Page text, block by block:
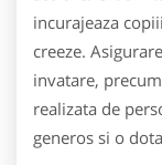
incurajeaza
creeze.
invatare,
realizata de
generos si o